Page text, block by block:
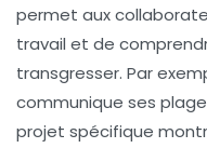
permet aux
travail et de
transgresser. Par
communique ses
projet spécifique